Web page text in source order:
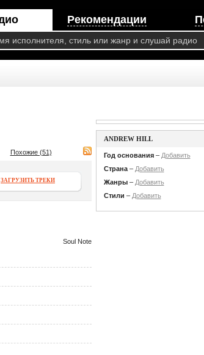
Рекомендации
Похожие (51)
ЗАГРУЗИТЬ ТРЕКИ
Soul Note
ANDREW HILL
Год основания– Добавить
Страна– Добавить
Жанры– Добавить
Стили – Добавить